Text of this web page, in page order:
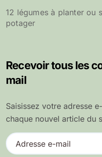
12 légumes à planter ou
potager
Recevoir tous les
mail
Saisissez votre adresse
chaque nouvel article du
A
d